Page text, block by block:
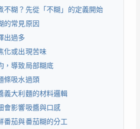
不糊？先從「不糊」的定義開始
的常見原因
出過多
化或出現苦味
，導致局部糊底
條吸水過頭
義大利麵的材料邏輯
會影響吸醬與口感
番茄與番茄糊的分工